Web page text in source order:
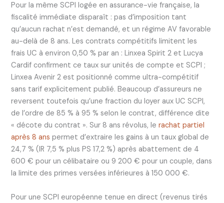
Pour la même SCPI logée en assurance-vie française, la
fiscalité immédiate disparaît : pas d’imposition tant
qu’aucun rachat n’est demandé, et un régime AV favorable
au-delà de 8 ans. Les contrats compétitifs limitent les
frais UC à environ 0,50 % par an : Linxea Spirit 2 et Lucya
Cardif confirment ce taux sur unités de compte et SCPI ;
Linxea Avenir 2 est positionné comme ultra-compétitif
sans tarif explicitement publié. Beaucoup d’assureurs ne
reversent toutefois qu’une fraction du loyer aux UC SCPI,
de l’ordre de 85 % à 95 % selon le contrat, différence dite
« décote du contrat ». Sur 8 ans révolus, lerachat partiel
après 8 ans permet d’extraire les gains à un taux global de
24,7 % (IR 7,5 % plus PS 17,2 %) après abattement de 4
600 € pour un célibataire ou 9 200 € pour un couple, dans
la limite des primes versées inférieures à 150 000 €.
Pour une SCPI européenne tenue en direct (revenus tirés